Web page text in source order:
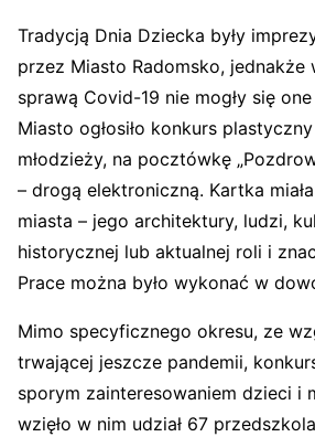
Tradycją Dnia Dziecka były
przez Miasto Radomsko, jednakże
sprawą Covid-19 nie mogły się
Miasto ogłosiło konkurs
młodzieży, na pocztówkę
– drogą elektroniczną. Kartka
miasta – jego architektury, ludzi,
historycznej lub aktualnej roli i
Prace można było wykonać w
Mimo specyficznego okresu, ze
trwającej jeszcze pandemii,
sporym zainteresowaniem dzieci i
wzięło w nim udział 67